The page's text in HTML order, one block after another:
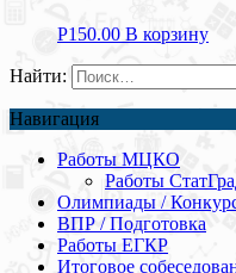
Р150.00 В корзину
Найти:
Навигация
Работы МЦКО
Работы
Олимпиады /
ВПР / Подготовка
Работы ЕГКР
Итоговое